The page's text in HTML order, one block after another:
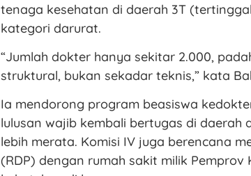
tenaga kesehatan di daerah 3T
kategori darurat.
“Jumlah dokter hanya sekitar 2.000,
struktural, bukan sekadar teknis,” kata
Ia mendorong program beasiswa
lulusan wajib kembali bertugas di daerah
lebih merata. Komisi IV juga berencana
(RDP) dengan rumah sakit milik